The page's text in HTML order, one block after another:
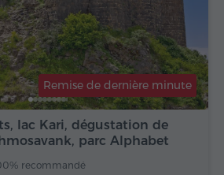
lac Kari, dégustation de
parc Alphabet
Remise de dernière minute
recommandé